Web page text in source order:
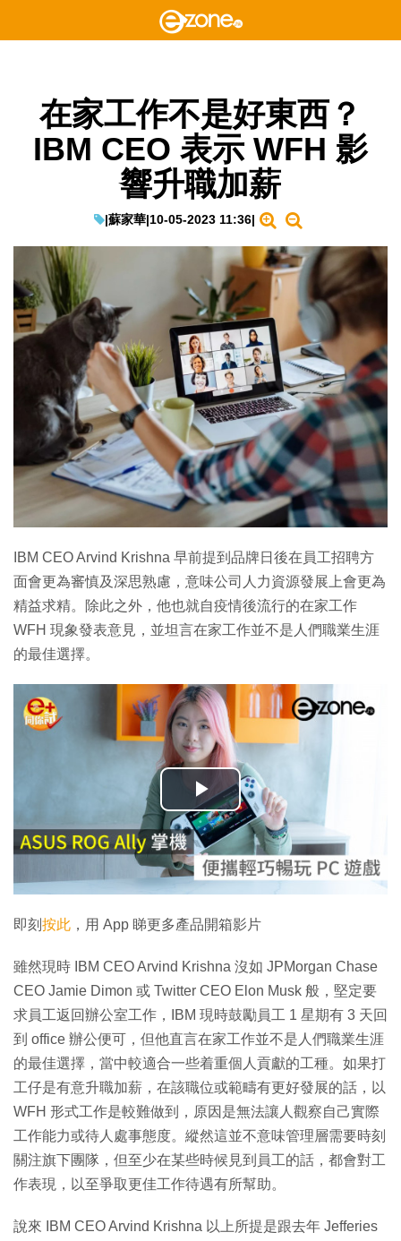
在家工作不是好東西？
IBM CEO 表示 WFH 影
響升職加薪
|蘇家華|10-05-2023 11:36|
IBM CEO Arvind Krishna 早前提到品牌日後在員工招聘方
面會更為審慎及深思熟慮，意味公司人力資源發展上會更為
精益求精。除此之外，他也就自疫情後流行的在家工作
WFH 現象發表意見，並坦言在家工作並不是人們職業生涯
的最佳選擇。
播
放
影
片
即刻 按此 ，用 App 睇更多產品開箱影片
雖然現時 IBM CEO Arvind Krishna 沒如 JPMorgan Chase
CEO Jamie Dimon 或 Twitter CEO Elon Musk 般，堅定要
求員工返回辦公室工作，IBM 現時鼓勵員工 1 星期有 3 天回
到 office 辦公便可，但他直言在家工作並不是人們職業生涯
的最佳選擇，當中較適合一些着重個人貢獻的工種。如果打
工仔是有意升職加薪，在該職位或範疇有更好發展的話，以
WFH 形式工作是較難做到，原因是無法讓人觀察自己實際
工作能力或待人處事態度。縱然這並不意味管理層需要時刻
關注旗下團隊，但至少在某些時候見到員工的話，都會對工
作表現，以至爭取更佳工作待遇有所幫助。
說來 IBM CEO Arvind Krishna 以上所提是跟去年 Jefferies